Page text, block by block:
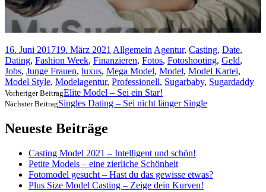
16. Juni 201719. März 2021 Allgemein Agentur, Casting, Date,
Dating, Fashion Week, Finanzieren, Fotos, Fotoshooting, Geld,
Jobs, Junge Frauen, luxus, Mega Model, Model, Model Kartei,
Model Style, Modelagentur, Professionell, Sugarbaby, Sugardaddy
Vorheriger BeitragElite Model – Sei ein Star!
Nächster BeitragSingles Dating – Sei nicht länger Single
Neueste Beiträge
Casting Model 2021 – Intelligent und schön!
Petite Models – eine zierliche Schönheit
Fotomodel gesucht – Hast du das gewisse etwas?
Plus Size Model Casting – Zeige dein Kurven!